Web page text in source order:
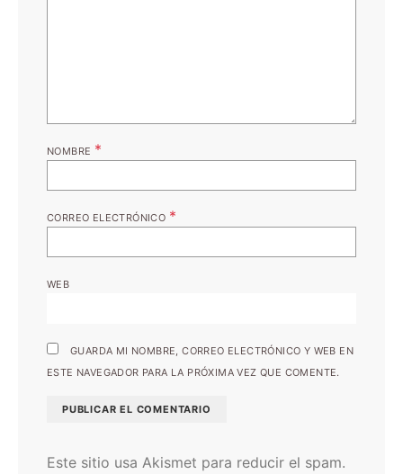
NOMBRE *
CORREO ELECTRÓNICO *
WEB
GUARDA MI NOMBRE, CORREO ELECTRÓNICO Y WEB EN
ESTE NAVEGADOR PARA LA PRÓXIMA VEZ QUE COMENTE.
Este sitio usa Akismet para reducir el spam.